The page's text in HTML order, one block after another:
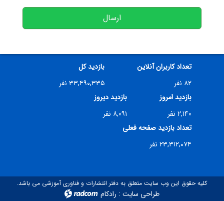
ارسال
تعداد کاربران آنلاین
۸۲ نفر
بازدید کل
۳۳,۴۹۰,۳۳۵ نفر
بازدید امروز
۲,۱۴۰ نفر
بازدید دیروز
۸,۰۹۱ نفر
تعداد بازدید صفحه فعلی
۲۳,۳۱۲,۰۷۴ نفر
کلیه حقوق این وب سایت متعلق به دفتر انتشارات و فناوری آموزشی می باشد.
طراحی سایت : رادکام radcom